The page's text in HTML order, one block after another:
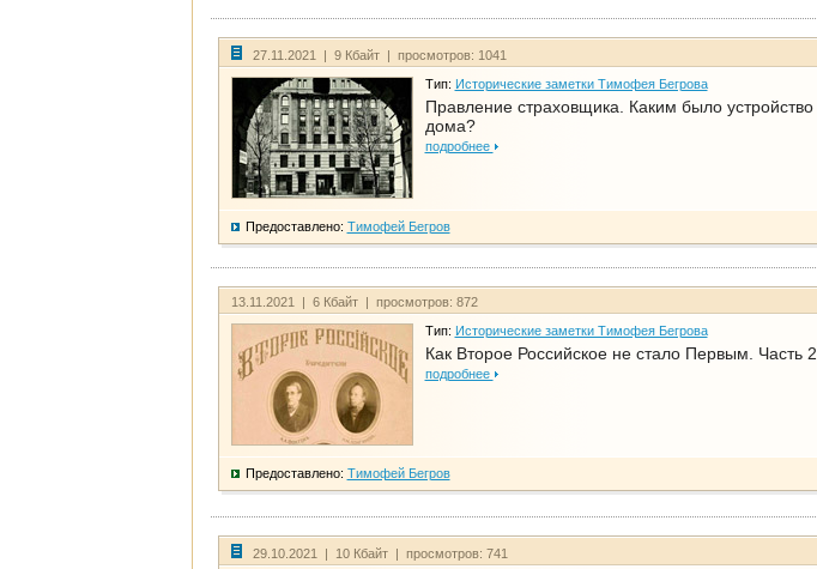
27.11.2021 | 9 Кбайт | просмотров: 1041
Тип: Исторические заметки Тимофея Бегрова
Правление страховщика. Каким было устройство
дома?
подробнее
Предоставлено: Тимофей Бегров
13.11.2021 | 6 Кбайт | просмотров: 872
Тип: Исторические заметки Тимофея Бегрова
Как Второе Российское не стало Первым. Часть 2
подробнее
Предоставлено: Тимофей Бегров
29.10.2021 | 10 Кбайт | просмотров: 741